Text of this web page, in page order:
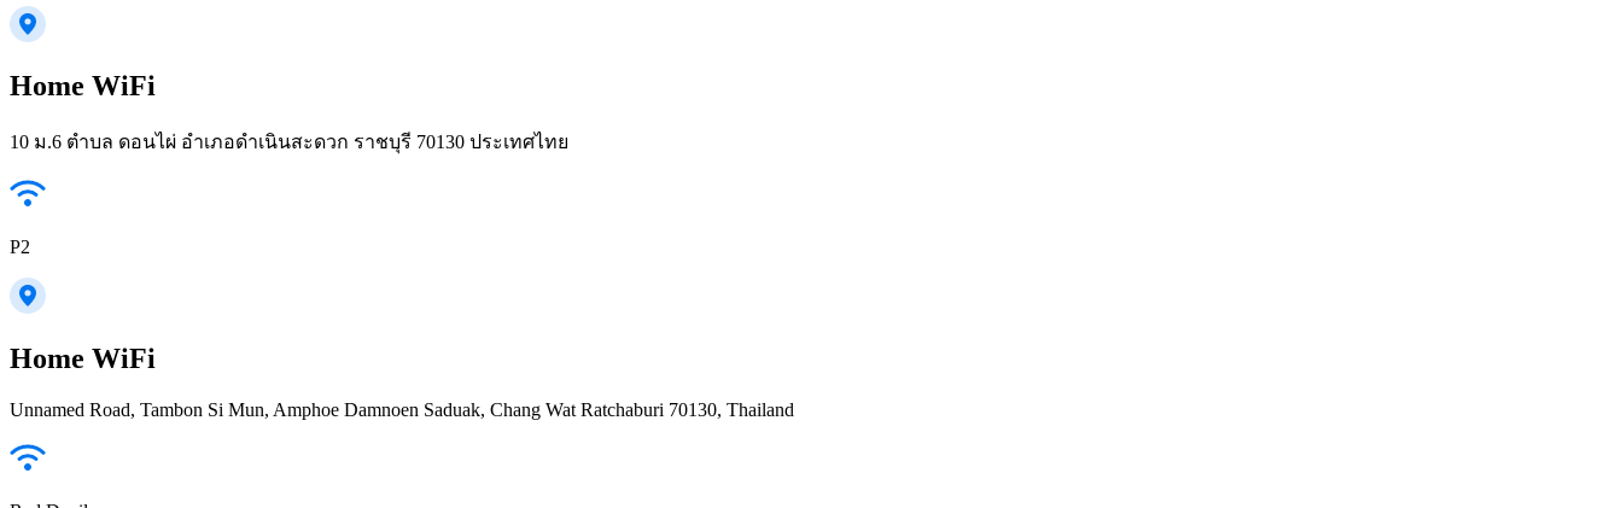
Home WiFi
10 ม.6 ตำบล ดอนไผ่ อำเภอดำเนินสะดวก ราชบุรี 70130 ประเทศไทย
P2
Home WiFi
Unnamed Road, Tambon Si Mun, Amphoe Damnoen Saduak, Chang Wat Ratchaburi 70130, Thailand